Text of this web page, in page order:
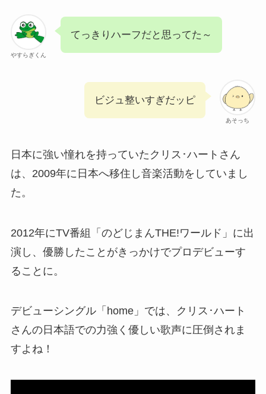
やすらぎくん
てっきりハーフだと思ってた～
あそっち
ビジュ整いすぎだッピ
日本に強い憧れを持っていたクリス･ハートさん
は、2009年に日本へ移住し音楽活動をしていまし
た。
2012年にTV番組「のどじまんTHE!ワールド」に出
演し、優勝したことがきっかけでプロデビューす
ることに。
デビューシングル「home」では、クリス･ハート
さんの日本語での力強く優しい歌声に圧倒されま
すよね！